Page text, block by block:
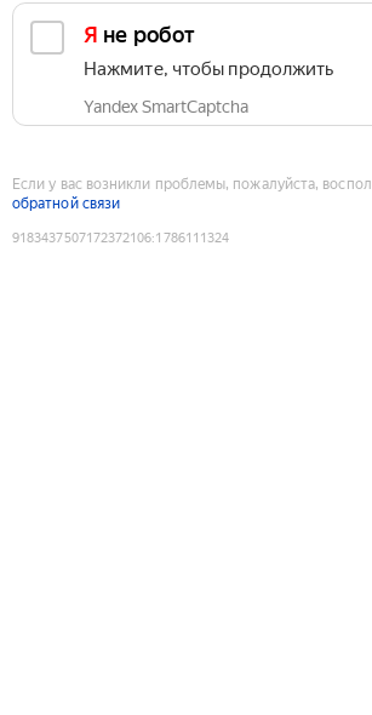
Я не робот
Нажмите, чтобы продолжить
Yandex SmartCaptcha
Если у вас возникли проблемы, пожалуйста,
обратной связи
9183437507172372106:1786111324